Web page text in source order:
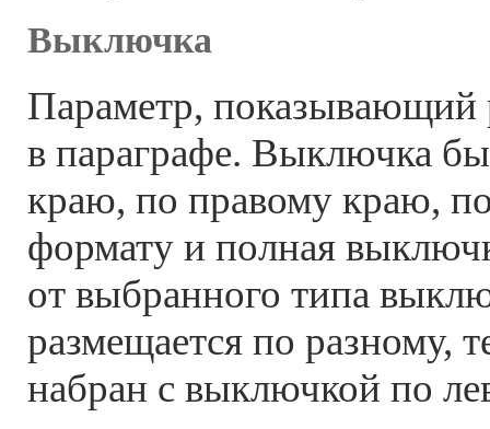
Выключка
Параметр, показывающий
в параграфе. Выключка
краю, по правому краю,
формату и полная
от выбранного типа
размещается по разному,
набран с выключкой по